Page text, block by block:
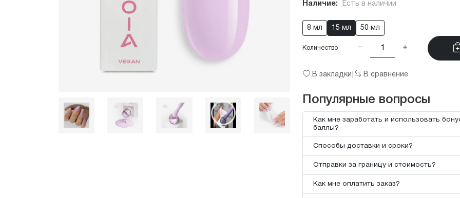
Наличие: Есть в наличии
8 мл 15 мл 50 мл
Количество
В закладки В сравнение
Популярные вопросы
Как мне заработать и использовать
баллы?
Способы доставки и сроки?
Отправки за границу и стоимость?
Как мне оплатить заказ?